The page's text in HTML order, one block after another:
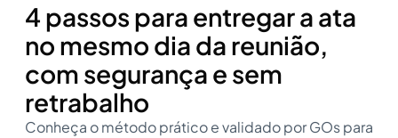
4 passos para entregar a ata
no mesmo dia da reunião,
com segurança e sem
retrabalho
Conheça o método prático e validado por GOs para